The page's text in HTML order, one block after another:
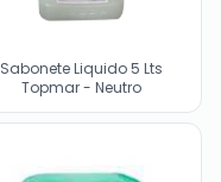
Sabonete Liquido 5 Lts
Topmar - Neutro